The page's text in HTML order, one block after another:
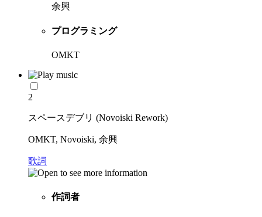
余興
プログラミング
OMKT
2
スペースデブリ (Novoiski Rework)
OMKT, Novoiski, 余興
歌詞
作詞者